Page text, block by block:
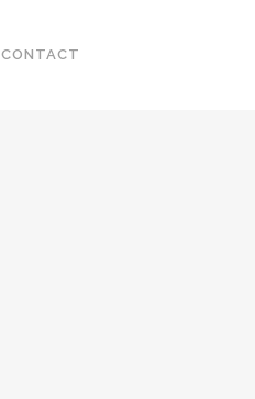
CONTACT